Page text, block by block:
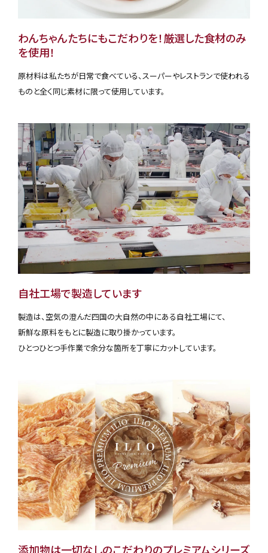
わんちゃんたちにもこだわりを！厳選した食材のみ
を使用！
原材料は私たちが日常で食べている、スーパーやレストランで使われる
ものと全く同じ素材に限って使用しています。
自社工場で製造しています
製造は、空気の澄んだ四国の大自然の中にある自社工場にて、
新鮮な原料をもとに製造に取り掛かっています。
ひとつひとつ手作業で余分な箇所を丁寧にカットしています。
添加物は一切なしのこだわりのプレミアムシリーズ